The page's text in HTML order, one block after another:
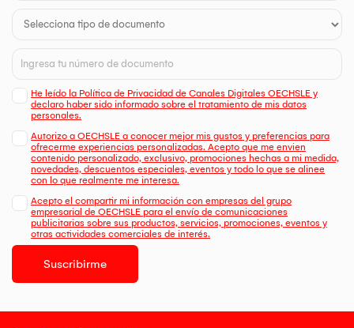
He leído la Política de Privacidad de Canales Digitales OECHSLE y
declaro haber sido informado sobre el tratamiento de mis datos
personales.
Autorizo a OECHSLE a conocer mejor mis gustos y preferencias para
ofrecerme experiencias personalizadas. Acepto que me envien
contenido personalizado, exclusivo, promociones hechas a mi medida,
novedades, descuentos especiales, eventos y todo lo que se alinee
con lo que realmente me interesa.
Acepto el compartir mi información con empresas del grupo
empresarial de OECHSLE para el envío de comunicaciones
publicitarias sobre sus productos, servicios, promociones, eventos y
otras actividades comerciales de interés.
Suscribirme